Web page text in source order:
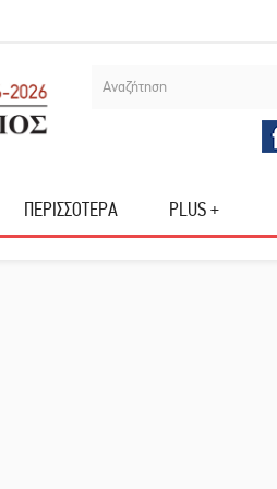
ΠΕΡΙΣΣΟΤΕΡΑ PLUS +